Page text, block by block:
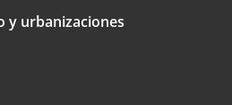
y urbanizaciones